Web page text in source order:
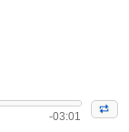
-03:01